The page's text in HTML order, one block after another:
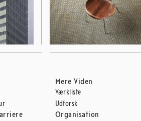
Mere Viden
Værkliste
Udforsk
Organisation